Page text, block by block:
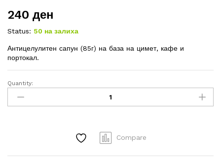
240 ден
Status: 50 на залиха
Антицелулитен сапун (85г) на база на цимет, кафе и
портокал.
Природен
Антицелулитен
сапун
Quantity:
Compare